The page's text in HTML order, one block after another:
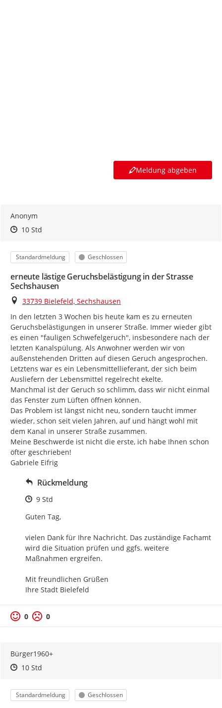
Meldung abgeben
Anonym
Zeitpunkt des Erstellens
Zeitpunkt des Erstellens
10 StdZur Äußerung
Kategorie
Standardmeldung Status
Geschlossen
erneute lästige Geruchsbelästigung in der Strasse
Sechshausen
Ort
33739 Bielefeld, Sechshausen
In den letzten 3 Wochen bis heute kam es zu erneuten
Geruchsbelästigungen in unserer Straße. Immer wieder gibt
es einen "fauligen Schwefelgeruch", insbesondere nach der
letzten Kanalspülung. Als Anwohner werden wir von
außenstehenden Dritten auf diesen Geruch angesprochen.
Letztens war es ein Lebensmittellieferant, der sich beim
Ausliefern der Lebensmittel regelrecht ekelte.
Manchmal ist der Geruch so schlimm, dass wir nicht einmal
das Fenster zum Lüften öffnen können.
Das Problem ist längst nicht neu, sondern taucht immer
wieder, schon seit vielen Jahren, auf und hängt wohl mit
dem Kanal in unserer Straße zusammen.
Meine Beschwerde ist nicht die erste, ich habe Ihnen schon
öfter geschrieben!
Gabriele Eifrig
Rückmeldung
Zeitpunkt des Erstellens
9 Std
Guten Tag,
vielen Dank für Ihre Nachricht. Das zuständige Fachamt
wird die Situation prüfen und ggfs. weitere
Maßnahmen ergreifen.
Mit freundlichen Grüßen
Ihre Stadt Bielefeld
0 0
Bürger1960+
Zeitpunkt des Erstellens
Zeitpunkt des Erstellens
10 StdZur Äußerung
Kategorie
Standardmeldung Status
Geschlossen